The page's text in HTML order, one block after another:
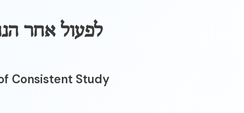
לפעול אחר
Consistent Study